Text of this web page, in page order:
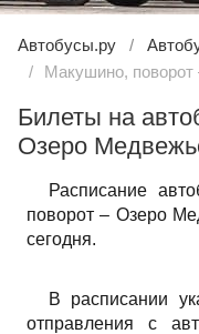
Автобусы.ру
Макушино,
Билеты на
Озеро
Расписание
поворот – Озеро
сегодня.
В расписании
отправления с